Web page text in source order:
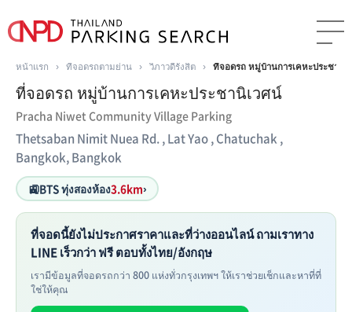
หน้าแรก › ที่จอดรถตามย่าน › วิภาวดีรังสิต › ที่จอดรถ หมู่บ้านการเคหะประชานิเ
ที่จอดรถ หมู่บ้านการเคหะประชานิเวศน์
Pracha Niwet Community Village Parking
Thetsaban Nimit Nuea Rd. , Lat Yao , Chatuchak ,
Bangkok, Bangkok
🚉BTS ทุ่งสองห้อง3.6km›
ที่จอดนี้ยังไม่ประกาศราคาและที่ว่างออนไลน์ ถามเราทาง
LINE เร็วกว่า ฟรี ตอบทั้งไทย/อังกฤษ
เรามีข้อมูลที่จอดรถกว่า 800 แห่งทั่วกรุงเทพฯ ให้เราช่วยเช็กและหาที่ที่
ใช่ให้คุณ